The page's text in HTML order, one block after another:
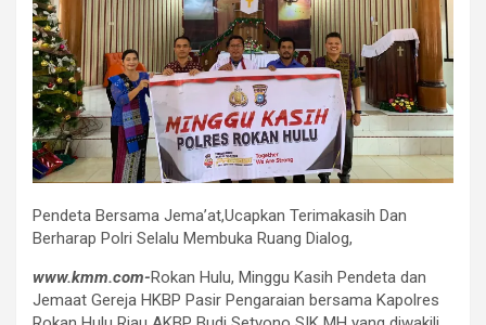
Pendeta Bersama Jema’at,Ucapkan Terimakasih Dan
Berharap Polri Selalu Membuka Ruang Dialog,
www.kmm.com-Rokan Hulu, Minggu Kasih Pendeta dan
Jemaat Gereja HKBP Pasir Pengaraian bersama Kapolres